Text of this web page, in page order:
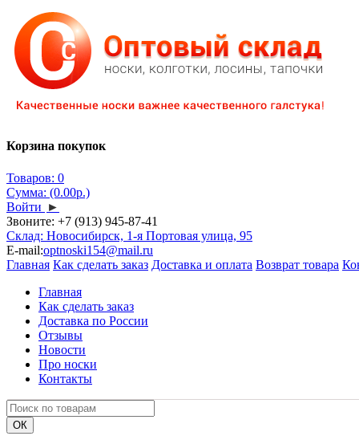
Корзина покупок
Товаров: 0
Сумма: (0.00р.)
Войти ►
Звоните: +7 (913) 945-87-41
Склад: Новосибирск, 1-я Портовая улица, 95
E-mail:optnoski154@mail.ru
Главная Как сделать заказ Доставка и оплата Возврат товара
Главная
Как сделать заказ
Доставка по России
Отзывы
Новости
Про носки
Контакты